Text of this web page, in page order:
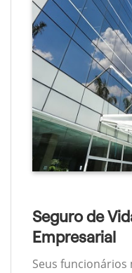
Seguro de
Empresarial
Seus